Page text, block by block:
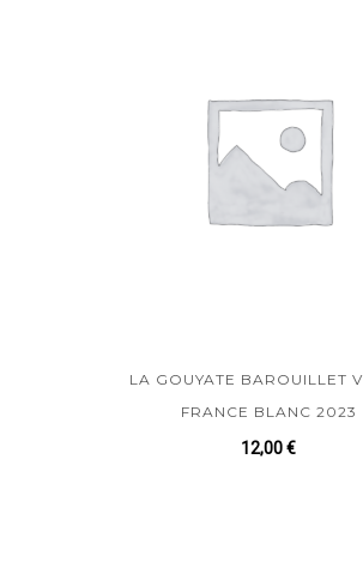
LA GOUYATE BAROUILLET
FRANCE BLANC 2023
12,00€